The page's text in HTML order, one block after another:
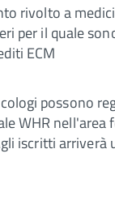
rivolto a
per il quale
ECM
possono
WHR nell'area
iscritti arriverà